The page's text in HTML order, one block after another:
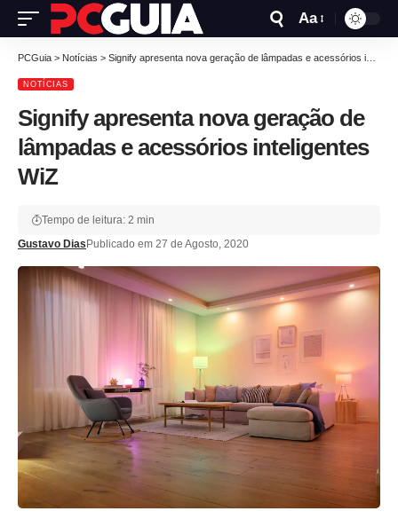
Aa
PCGuia > Notícias > Signify apresenta nova geração de lâmpadas e acessórios inteligentes WiZ
NOTÍCIAS
Signify apresenta nova geração de
lâmpadas e acessórios inteligentes
WiZ
Gustavo Dias Publicado em 27 de Agosto, 2020
Tempo de leitura: 2 min